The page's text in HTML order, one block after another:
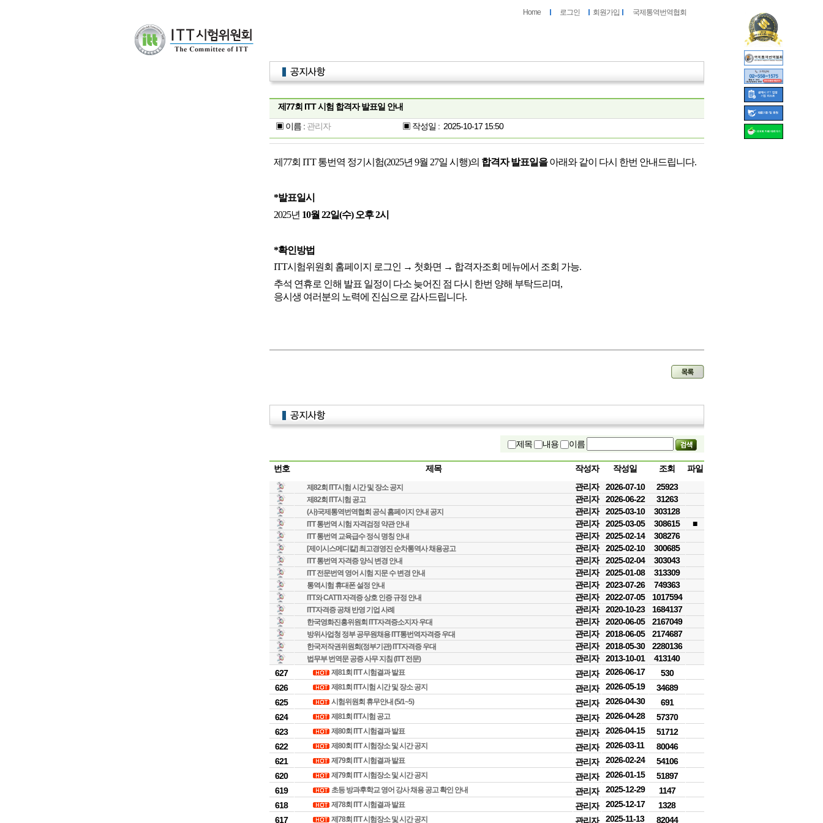
Home 로그인 회원가입 국제통역번역협회
제77회 ITT 시험 합격자 발표일 안내
▣ 이름 : 관리자 ▣ 작성일 : 2025-10-17 15:50
제 77회 ITT통번역 정기시험(2025년 9월 27일 시행)의 합격자 발표일을아래와 같이 다시 한번 안내드립니다.
*발표일시
2025년 10월 22일(수)오후2시
*확인방법
ITT시험위원회 홈페이지 로그인 → 첫화면 → 합격자조회 메뉴에서 조회 가능.
추석 연휴로 인해 발표 일정이 다소 늦어진 점 다시 한번 양해 부탁드리며,
응시생 여러분의 노력에 진심으로 감사드립니다.
제목 내용 이름
번호 제목 작성자 작성일 조회 파일
제82회 ITT시험 시간 및 장소 공지 관리자 2026-07-10 25923
제82회 ITT시험 공고 관리자 2026-06-22 31263
(사)국제통역번역협회 공식 홈페이지 안내 공지 관리자 2025-03-10 303128
ITT 통번역 시험 자격검정 약관 안내 관리자 2025-03-05 308615 ■
ITT 통번역 교육급수 정식 명칭 안내 관리자 2025-02-14 308276
[제이시스메디칼] 최고경영진 순차통역사 채용공고 관리자 2025-02-10 300685
ITT 통번역 자격증 양식 변경 안내 관리자 2025-02-04 303043
ITT 전문번역 영어 시험 지문 수 변경 안내 관리자 2025-01-08 313309
통역시험 휴대폰 설정 안내 관리자 2023-07-26 749363
ITT와 CATTI 자격증 상호 인증 규정 안내 관리자 2022-07-05 1017594
ITT자격증 공채 반영 기업 사례 관리자 2020-10-23 1684137
한국영화진흥위원회 ITT자격증소지자 우대 관리자 2020-06-05 2167049
방위사업청 정부 공무원채용 ITT통번역자격증 우대 관리자 2018-06-05 2174687
한국저작권위원회(정부기관) ITT자격증 우대 관리자 2018-05-30 2280136
법무부 번역문 공증 사무 지침 (ITT 전문) 관리자 2013-10-01
413140
627
제81회 ITT 시험결과 발표 관리자 2026-06-17
530
626
제81회 ITT시험 시간 및 장소 공지 관리자 2026-05-19
34689
625
시험위원회 휴무안내 (5/1~5) 관리자 2026-04-30
691
624
제81회 ITT시험 공고 관리자 2026-04-28
57370
623
제80회 ITT 시험결과 발표 관리자 2026-04-15
51712
622
제80회 ITT 시험장소 및 시간 공지 관리자 2026-03-11
80046
621
제79회 ITT 시험결과 발표 관리자 2026-02-24
54106
620
제79회 ITT 시험장소 및 시간 공지 관리자 2026-01-15
51897
619
초등 방과후학교 영어 강사 채용 공고 확인 안내 관리자 2025-12-29
1147
618
제78회 ITT 시험결과 발표 관리자 2025-12-17
1328
617
제78회 ITT 시험장소 및 시간 공지 관리자 2025-11-13 82044